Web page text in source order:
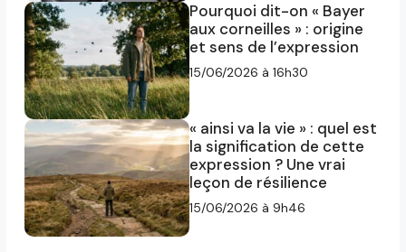
Pourquoi dit-on « Bayer
aux corneilles » : origine
et sens de l’expression
15/06/2026 à 16h30
« ainsi va la vie » : quel est
la signification de cette
expression ? Une vrai
leçon de résilience
15/06/2026 à 9h46